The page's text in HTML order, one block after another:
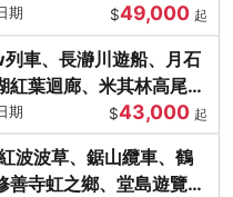
期 $49,000 起
車、長瀞川遊船、月石
紅葉迴廊、米其林高尾
期 $43,000 起
波波草、鋸山纜車、鶴
善寺虹之鄉、堂島遊覽